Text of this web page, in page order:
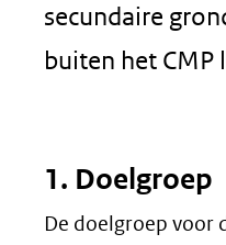
secundaire
buiten het CMP
1. Doelgroep
De doelgroep voor